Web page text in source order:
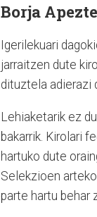
Borja
Igerilekuari
jarraitzen dute
dituztela adierazi
Lehiaketarik ez
bakarrik. Kirolari
hartuko dute
Selekzioen
parte hartu behar